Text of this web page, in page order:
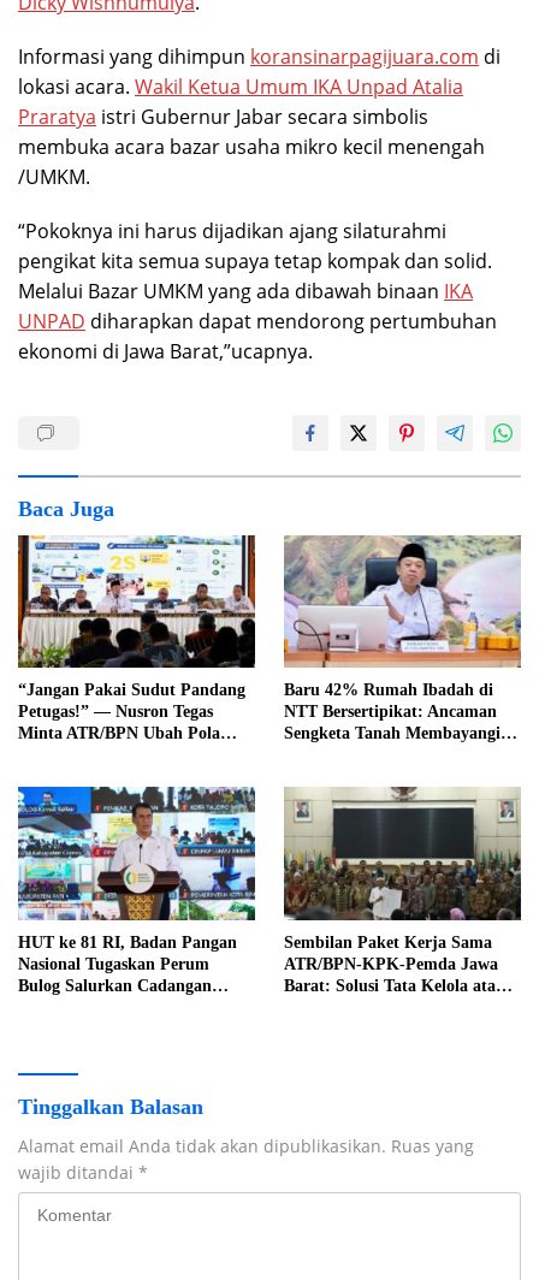
Informasi yang dihimpun koransinarpagijuara.com di
lokasi acara. Wakil Ketua Umum IKA Unpad Atalia
Praratya istri Gubernur Jabar secara simbolis
membuka acara bazar usaha mikro kecil menengah
/UMKM.
“Pokoknya ini harus dijadikan ajang silaturahmi
pengikat kita semua supaya tetap kompak dan solid.
Melalui Bazar UMKM yang ada dibawah binaan IKA
UNPAD diharapkan dapat mendorong pertumbuhan
ekonomi di Jawa Barat,”ucapnya.
Baca Juga
“Jangan Pakai Sudut Pandang
Petugas!” — Nusron Tegas
Minta ATR/BPN Ubah Pola
Baru 42% Rumah Ibadah di
NTT Bersertipikat: Ancaman
Sengketa Tanah Membayangi,
HUT ke 81 RI, Badan Pangan
Nasional Tugaskan Perum
Bulog Salurkan Cadangan
Sembilan Paket Kerja Sama
ATR/BPN-KPK-Pemda Jawa
Barat: Solusi Tata Kelola atau
Tinggalkan Balasan
Alamat email Anda tidak akan dipublikasikan. Ruas yang
wajib ditandai *